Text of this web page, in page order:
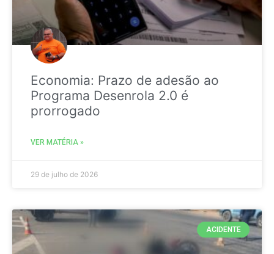
Economia: Prazo de adesão ao
Programa Desenrola 2.0 é
prorrogado
VER MATÉRIA »
29 de julho de 2026
ACIDENTE